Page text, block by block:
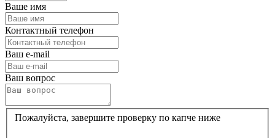
Ваше имя
Контактный телефон
Ваш e-mail
Ваш вопрос
Пожалуйста, завершите проверку по капче ниже